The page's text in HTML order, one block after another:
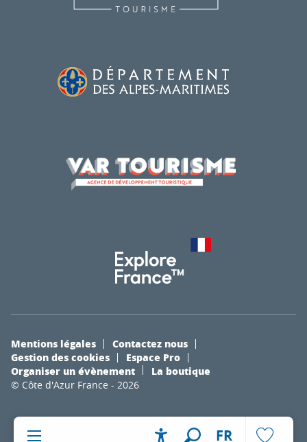
FR
© Côte d'Azur France - 2026
Mentions légales
Contactez nous
Gestion des cookies
Espace Pro
Organiser un évènement
La boutique